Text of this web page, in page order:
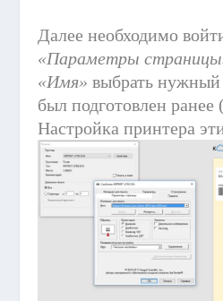
Далее необходимо
«Параметры
«Имя» выбрать нужный
был подготовлен ранее
Настройка принтера